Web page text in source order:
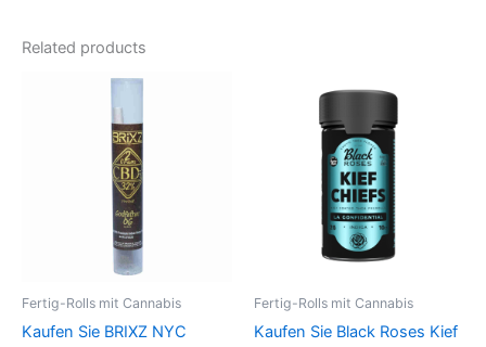
Related products
Fertig-Rolls mit Cannabis
Kaufen Sie BRIXZ NYC
Fertig-Rolls mit Cannabis
Kaufen Sie Black Roses Kief